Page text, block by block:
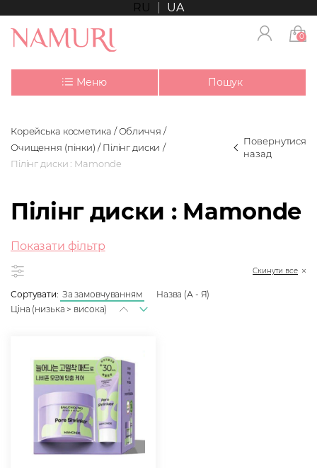
RU UA
0
Меню Пошук
Корейська косметика
Обличчя
Очищення (пінки)
Пілінг диски
Пілінг диски : Mamonde
Повернутися
назад
Пілінг диски : Mamonde
Показати фільтр
Сортувати: За замовчуванням
Назва (А - Я)
Ціна (низька > висока)
Скинути все